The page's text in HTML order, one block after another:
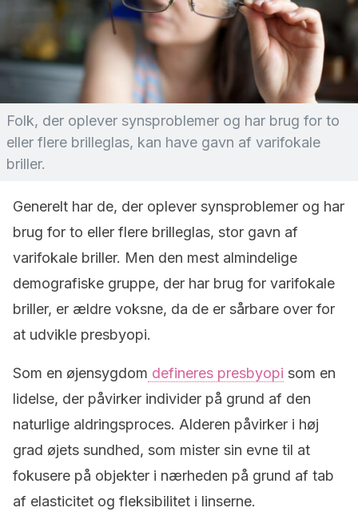
Folk, der oplever synsproblemer og har brug for to
eller flere brilleglas, kan have gavn af varifokale
briller.
Generelt har de, der oplever synsproblemer og har
brug for to eller flere brilleglas, stor gavn af
varifokale briller. Men den mest almindelige
demografiske gruppe, der har brug for varifokale
briller, er ældre voksne, da de er sårbare over for
at udvikle presbyopi.
Som en øjensygdom defineres presbyopi som en
lidelse, der påvirker individer på grund af den
naturlige aldringsproces. Alderen påvirker i høj
grad øjets sundhed, som mister sin evne til at
fokusere på objekter i nærheden på grund af tab
af elasticitet og fleksibilitet i linserne.